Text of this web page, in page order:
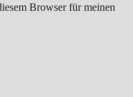
Browser für meinen